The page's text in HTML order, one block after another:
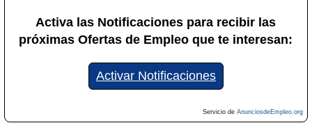
Activa las Notificaciones para recibir las
próximas Ofertas de Empleo que te interesan:
Activar Notificaciones
Servicio de AnunciosdeEmpleo.org